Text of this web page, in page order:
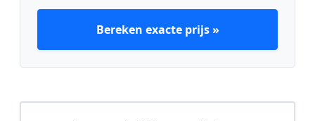
Bereken exacte prijs »